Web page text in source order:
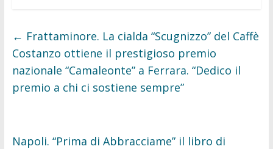
o
o
k
e
r
← Frattaminore. La cialda “Scugnizzo” del Caffè
Costanzo ottiene il prestigioso premio
nazionale “Camaleonte” a Ferrara. “Dedico il
premio a chi ci sostiene sempre”
Napoli. “Prima di Abbracciame” il libro di